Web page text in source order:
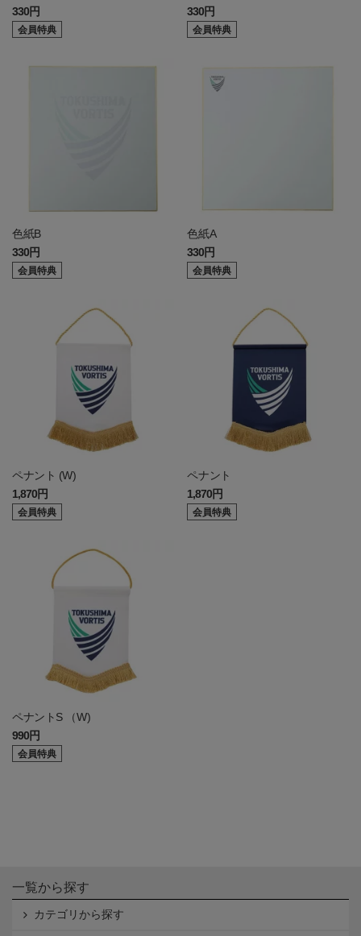
330円
会員特典
330円
会員特典
色紙B
330円
会員特典
色紙A
330円
会員特典
ペナント (W)
1,870円
会員特典
ペナント
1,870円
会員特典
ペナントS （W)
990円
会員特典
一覧から探す
カテゴリから探す